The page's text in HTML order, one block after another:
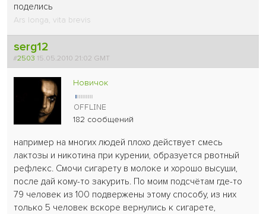
поделись
Ars longa, vita brevis
serg12
#2503 15.05.2010 21:02 GMT
Новичок
182 сообщений
например на многих людей плохо действует смесь
лактозы и никотина при курении, образуется рвотный
рефлекс. Смочи сигарету в молоке и хорошо высуши,
после дай кому-то закурить. По моим подсчётам где-то
79 человек из 100 подвержены этому способу, из них
только 5 человек вскоре вернулись к сигарете,